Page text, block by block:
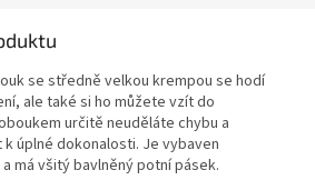
se středně velkou krempou se hodí
ale také si ho můžete vzít do
určitě neuděláte chybu a
úplné dokonalosti. Je vybaven
má všitý bavlněný potní pásek.